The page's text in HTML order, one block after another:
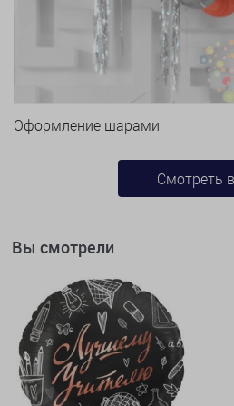
Оформление шарами
Смотреть
Вы смотрели